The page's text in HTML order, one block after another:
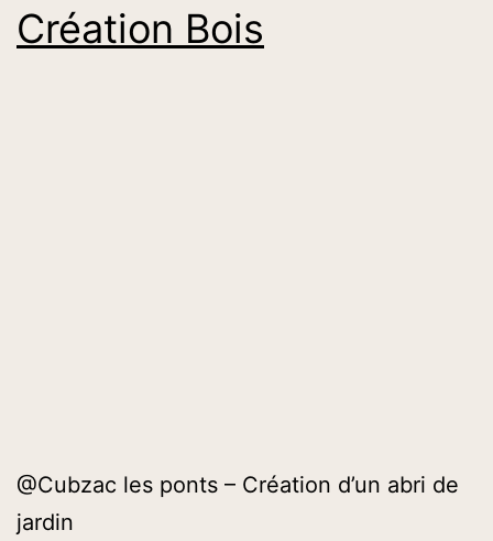
Création Bois
@Cubzac les ponts – Création d’un abri de
jardin